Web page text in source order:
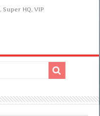
,Super HQ,VIP